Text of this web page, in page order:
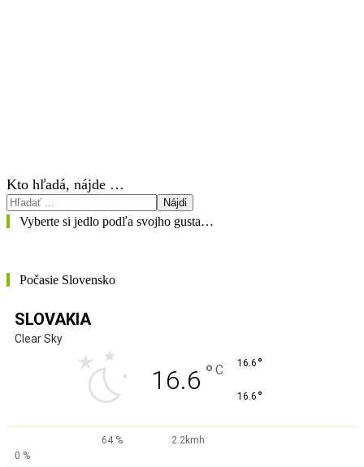
Kto hľadá, nájde …
Nájdi
Vyberte si jedlo podľa svojho gusta…
Počasie Slovensko
SLOVAKIA
Clear Sky
16.6 ° C 16.6 °
16.6 °
64 %
2.2kmh
0 %